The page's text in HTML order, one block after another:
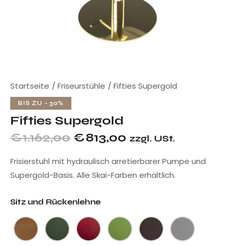
Startseite Friseurstühle Fifties Supergold
BIS ZU - 30%
Fifties Supergold
€1.162,00 €813,00 zzgl. USt.
Frisierstuhl mit hydraulisch arretierbarer Pumpe und
Supergold-Basis. Alle Skai-Farben erhältlich.
Sitz und Rückenlehne